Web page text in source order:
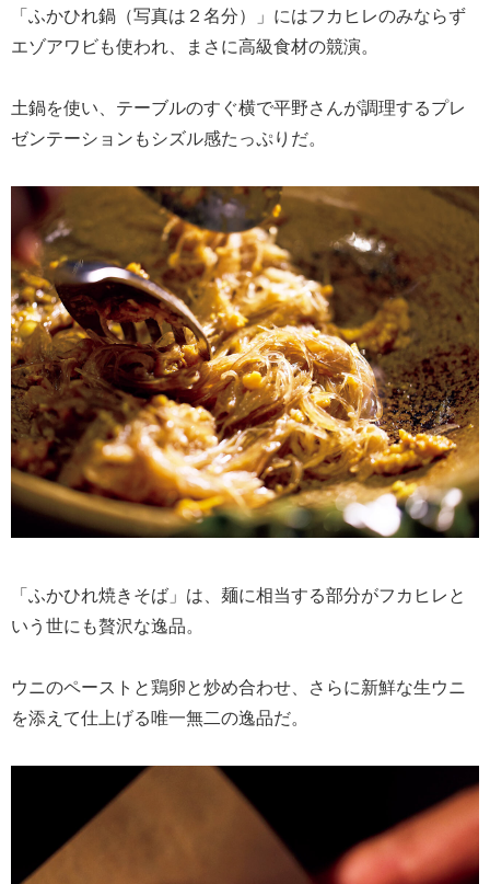
「ふかひれ鍋（写真は２名分）」にはフカヒレのみならず
エゾアワビも使われ、まさに高級食材の競演。
土鍋を使い、テーブルのすぐ横で平野さんが調理するプレ
ゼンテーションもシズル感たっぷりだ。
「ふかひれ焼きそば」は、麺に相当する部分がフカヒレと
いう世にも贅沢な逸品。
ウニのペーストと鶏卵と炒め合わせ、さらに新鮮な生ウニ
を添えて仕上げる唯一無二の逸品だ。